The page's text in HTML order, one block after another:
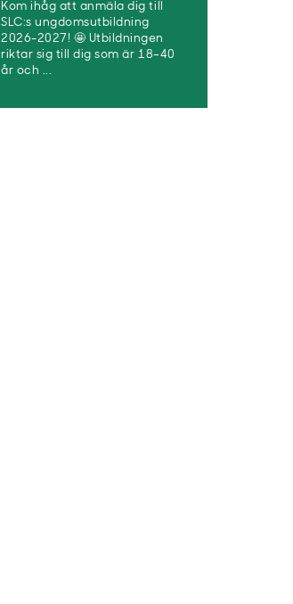
Kom ihåg att anmäla dig till
SLC:s ungdomsutbildning
2026-2027! 🤩 Utbildningen
riktar sig till dig som är 18–40
år och ...